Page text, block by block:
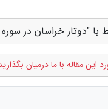
با "دوتار خراسان در
این مقاله با ما درمیان